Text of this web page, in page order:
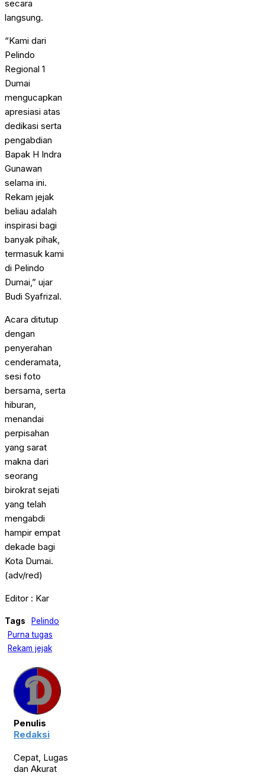
secara
langsung.
“Kami dari
Pelindo
Regional 1
Dumai
mengucapkan
apresiasi atas
dedikasi serta
pengabdian
Bapak H Indra
Gunawan
selama ini.
Rekam jejak
beliau adalah
inspirasi bagi
banyak pihak,
termasuk kami
di Pelindo
Dumai,” ujar
Budi Syafrizal.
Acara ditutup
dengan
penyerahan
cenderamata,
sesi foto
bersama, serta
hiburan,
menandai
perpisahan
yang sarat
makna dari
seorang
birokrat sejati
yang telah
mengabdi
hampir empat
dekade bagi
Kota Dumai.
(adv/red)
Editor : Kar
Tags
Pelindo
Purna tugas
Rekam jejak
Penulis
Redaksi
Cepat, Lugas
dan Akurat